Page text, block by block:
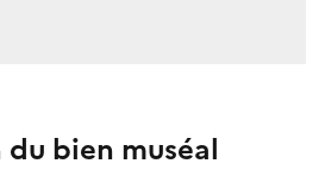
bien muséal